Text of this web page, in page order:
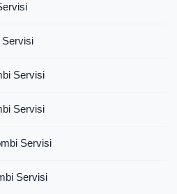
Servisi
Servisi
Servisi
Servisi
Servisi